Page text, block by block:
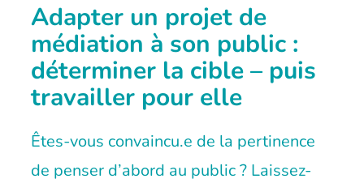
Adapter un projet de
médiation à son public :
déterminer la cible – puis
travailler pour elle
Êtes-vous convaincu.e de la pertinence
de penser d’abord au public ? Laissez-